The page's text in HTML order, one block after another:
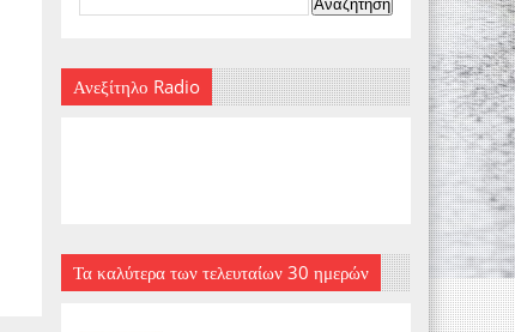
Ανεξίτηλο Radio
Τα καλύτερα των τελευταίων 30 ημερών